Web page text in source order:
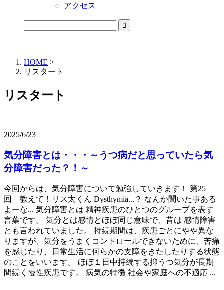
アクセス
HOME >
リスタート
リスタート
2025/6/23
気分障害とは・・・～うつ病だと思っていたら気
分障害だった？！～
今回からは、気分障害について勉強していきます！ 第25
回 教えて！リス太くん Dysthymia...？ なんか聞いた事ある
よーな... 気分障害とは 精神疾患のひとつのグループを表す
言葉です。 気分とは感情とほぼ同じ意味で、昔は 感情障害
とも言われていました。 持続期間は、疾患ごとにやや異な
りますが、気分をうまくコントロールできないために、苦痛
を感じたり、日常生活に何らかの支障をきたしたりする状態
のことをいいます。 ほぼ１日中持続する抑うつ気分が長期
間続く慢性疾患です。 病気の特徴 社会や家庭への不適応 ...